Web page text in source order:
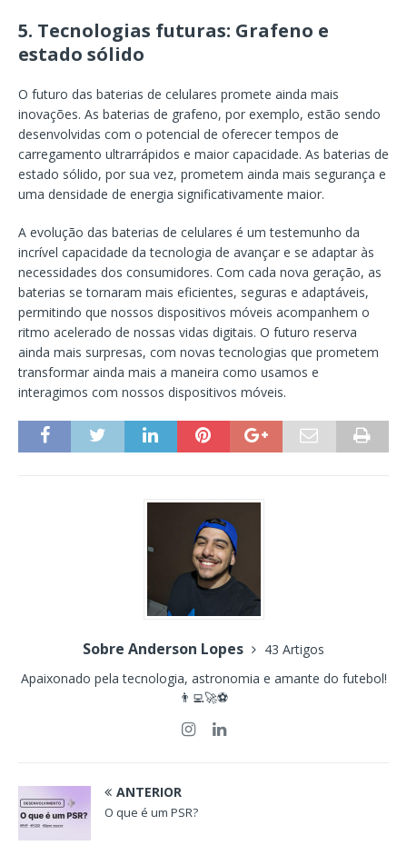
5. Tecnologias futuras: Grafeno e
estado sólido
O futuro das baterias de celulares promete ainda mais
inovações. As baterias de grafeno, por exemplo, estão sendo
desenvolvidas com o potencial de oferecer tempos de
carregamento ultrarrápidos e maior capacidade. As baterias de
estado sólido, por sua vez, prometem ainda mais segurança e
uma densidade de energia significativamente maior.
A evolução das baterias de celulares é um testemunho da
incrível capacidade da tecnologia de avançar e se adaptar às
necessidades dos consumidores. Com cada nova geração, as
baterias se tornaram mais eficientes, seguras e adaptáveis,
permitindo que nossos dispositivos móveis acompanhem o
ritmo acelerado de nossas vidas digitais. O futuro reserva
ainda mais surpresas, com novas tecnologias que prometem
transformar ainda mais a maneira como usamos e
interagimos com nossos dispositivos móveis.
Sobre Anderson Lopes
43 Artigos
Apaixonado pela tecnologia, astronomia e amante do futebol!
👨‍💻🚀⚽
ANTERIOR
O que é um PSR?